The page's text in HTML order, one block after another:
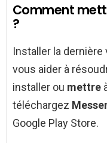
Comment
?
Installer la dernière
vous aider à
installer ou mettre
téléchargez
Google Play Store.